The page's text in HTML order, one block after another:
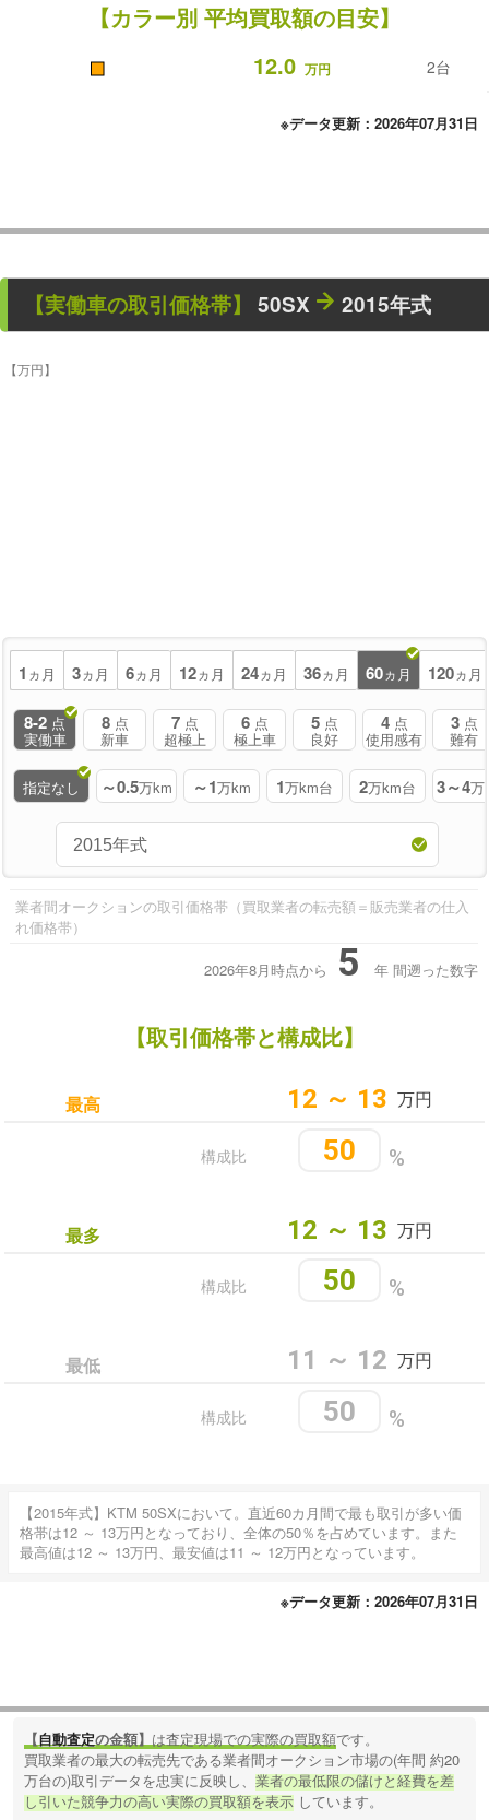
【カラー別 平均買取額の目安】
■ 12.0 万円 2台
※データ更新：2026年07月31日
【実働車の取引価格帯】 50SX 2015年式
【万円】
1 ヵ月 3ヵ月 6ヵ月 12ヵ月 24ヵ月 36ヵ月 60ヵ月 120ヵ月
8-2 点
実働車
8 点
新車
7 点
超極上
6 点
極上車
5 点
良好
4 点
使用感有
3 点
難有
指定なし ～0.5万km ～1万km 1万km台 2万km台 3～4万
業者間オークションの取引価格帯（買取業者の転売額＝販売業者の仕入
れ価格帯）
2026年8月時点から 5 年 間遡った数字
【取引価格帯と構成比】
最高 12 ～ 13 万円
%
50
構成比
最多 12 ～ 13 万円
%
50
構成比
最低 11 ～ 12 万円
%
50
構成比
【2015年式】KTM 50SXにおいて。直近60カ月間で最も取引が多い価
格帯は12 ～ 13万円となっており、全体の50％を占めています。また
最高値は12 ～ 13万円、最安値は11 ～ 12万円となっています。
※データ更新：2026年07月31日
【自動査定の金額】 は査定現場での実際の買取額です。
買取業者の最大の転売先である業者間オークション市場の(年間 約20
万台の)取引データを忠実に反映し、業者の最低限の儲けと経費を差
し引いた競争力の高い実際の買取額を表示 しています。